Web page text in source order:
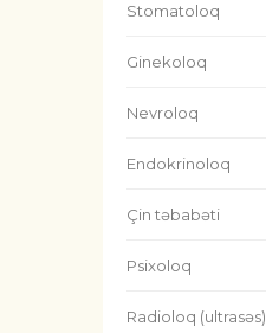
Stomatoloq
Ginekoloq
Nevroloq
Endokrinoloq
Çin təbabəti
Psixoloq
Radioloq (ultrasəs)